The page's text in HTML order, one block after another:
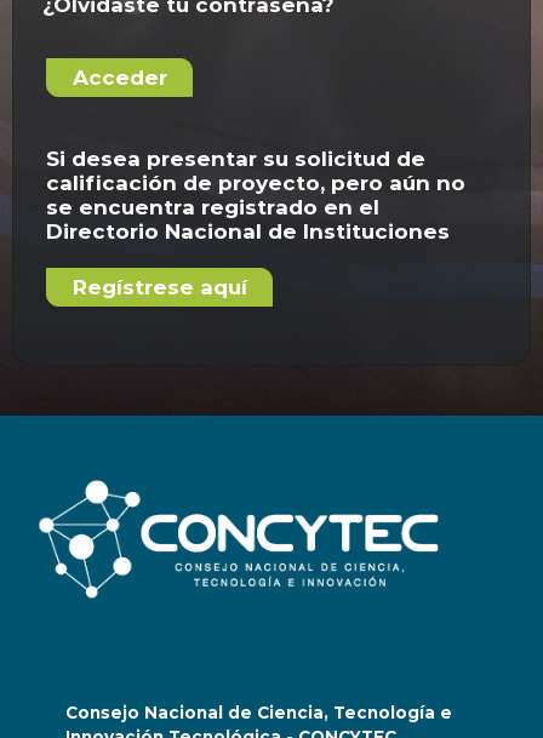
¿Olvidaste tu contraseña?
Acceder
Si desea presentar su solicitud de
calificación de proyecto, pero aún no
se encuentra registrado en el
Directorio Nacional de Instituciones
Regístrese aquí
Consejo Nacional de Ciencia, Tecnología e